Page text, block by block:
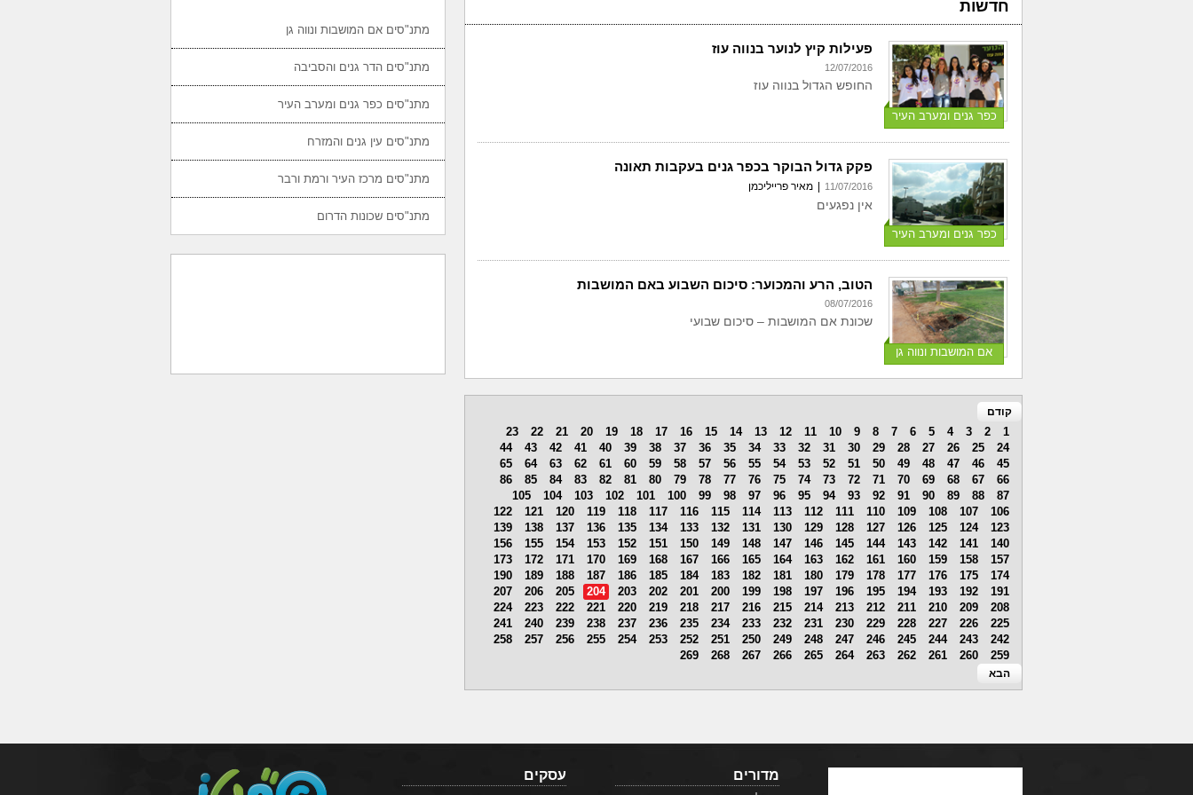
חדשות
כפר גנים ומערב העיר
פעילות קיץ לנוער בנווה עוז
12/07/2016
החופש הגדול בנווה עוז
כפר גנים ומערב העיר
פקק גדול הבוקר בכפר גנים בעקבות תאונה
11/07/2016 מאיר פרייליכמן
אין נפגעים
אם המושבות ונווה גן
הטוב, הרע והמכוער: סיכום השבוע באם המושבות
08/07/2016
שכונת אם המושבות – סיכום שבועי
קודם
1
2
3
4
5
6
7
8
9
10
11
12
13
14
15
16
17
18
19
20
21
22
23
24
25
26
27
28
29
30
31
32
33
34
35
36
37
38
39
40
41
42
43
44
45
46
47
48
49
50
51
52
53
54
55
56
57
58
59
60
61
62
63
64
65
66
67
68
69
70
71
72
73
74
75
76
77
78
79
80
81
82
83
84
85
86
87
88
89
90
91
92
93
94
95
96
97
98
99
100
101
102
103
104
105
106
107
108
109
110
111
112
113
114
115
116
117
118
119
120
121
122
123
124
125
126
127
128
129
130
131
132
133
134
135
136
137
138
139
140
141
142
143
144
145
146
147
148
149
150
151
152
153
154
155
156
157
158
159
160
161
162
163
164
165
166
167
168
169
170
171
172
173
174
175
176
177
178
179
180
181
182
183
184
185
186
187
188
189
190
191
192
193
194
195
196
197
198
199
200
201
202
203
204
205
206
207
208
209
210
211
212
213
214
215
216
217
218
219
220
221
222
223
224
225
226
227
228
229
230
231
232
233
234
235
236
237
238
239
240
241
242
243
244
245
246
247
248
249
250
251
252
253
254
255
256
257
258
259
260
261
262
263
264
265
266
267
268
269
הבא
מתנ"סים אם המושבות ונווה גן
מתנ"סים הדר גנים והסביבה
מתנ"סים כפר גנים ומערב העיר
מתנ"סים עין גנים והמזרח
מתנ"סים מרכז העיר ורמת ורבר
מתנ"סים שכונות הדרום
מדורים עסקים